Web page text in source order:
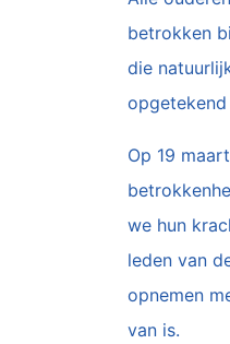
betrokken
die
Op 19
we hun
leden van
opnemen
van is.